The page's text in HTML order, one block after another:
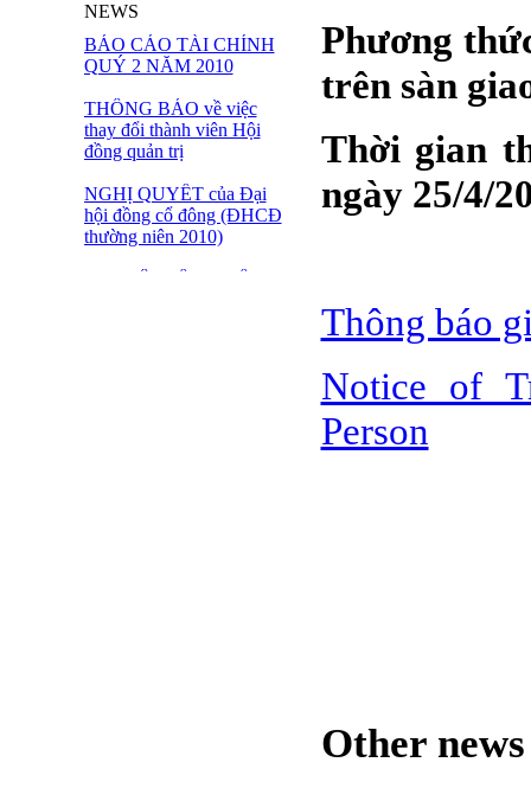
NEWS
BÁO CÁO TÀI CHÍNH
QUÝ 2 NĂM 2010
THÔNG BÁO về việc
thay đổi thành viên Hội
đồng quản trị
NGHỊ QUYẾT của Đại
hội đồng cổ đông (ĐHCĐ
thường niên 2010)
Phương
trên sàn
Thời gian
ngày 25/4/
Thông báo
Notice of
Person
Other